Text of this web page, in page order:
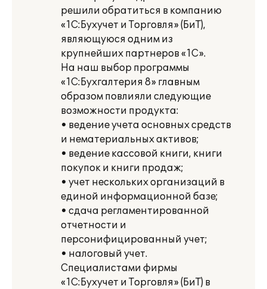
решили обратиться в компанию
«1С:Бухучет и Торговля» (БиТ),
являющуюся одним из
крупнейших партнеров «1С».
На наш выбор программы
«1С:Бухгалтерия 8» главным
образом повлияли следующие
возможности продукта:
• ведение учета основных средств
и нематериальных активов;
• ведение кассовой книги, книги
покупок и книги продаж;
• учет нескольких организаций в
единой информационной базе;
• сдача регламентированной
отчетности и
персонифицированный учет;
• налоговый учет.
Специалистами фирмы
«1С:Бухучет и Торговля» (БиТ) в